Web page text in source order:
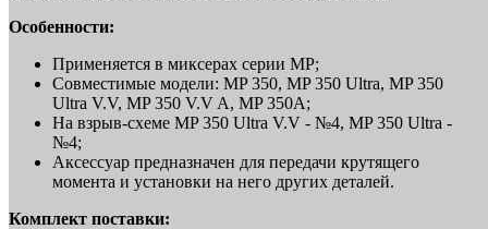
Особенности:
Применяется в миксерах серии MP;
Совместимые модели: MP 350, MP 350 Ultra, MP 350
Ultra V.V, MP 350 V.V A, MP 350A;
На взрыв-схеме MP 350 Ultra V.V - №4, MP 350 Ultra -
№4;
Аксессуар предназначен для передачи крутящего
момента и установки на него других деталей.
Комплект поставки: